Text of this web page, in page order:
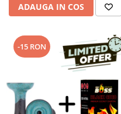
ADAUGA IN COS
-15 RON